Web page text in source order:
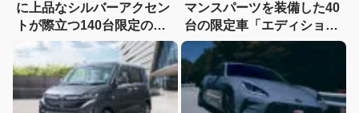
に上品なシルバーアクセン
トが際立つ140台限定の
「スポルト スペチアーレ」
が登場！
マンスパーツを装備した40
台の限定車「エディショ
ン・エッジ」が登場！